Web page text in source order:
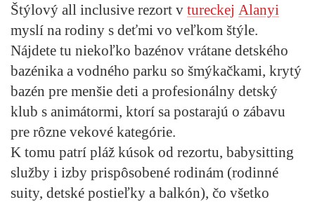
Štýlový all inclusive rezort v tureckej Alanyi
myslí na rodiny s deťmi vo veľkom štýle.
Nájdete tu niekoľko bazénov vrátane detského
bazénika a vodného parku so šmýkačkami, krytý
bazén pre menšie deti a profesionálny detský
klub s animátormi, ktorí sa postarajú o zábavu
pre rôzne vekové kategórie.
K tomu patrí pláž kúsok od rezortu, babysitting
služby i izby prispôsobené rodinám (rodinné
suity, detské postieľky a balkón), čo všetko